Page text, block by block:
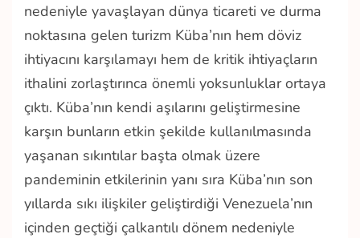
nedeniyle yavaşlayan dünya ticareti ve durma
noktasına gelen turizm Küba’nın hem döviz
ihtiyacını karşılamayı hem de kritik ihtiyaçların
ithalini zorlaştırınca önemli yoksunluklar ortaya
çıktı. Küba’nın kendi aşılarını geliştirmesine
karşın bunların etkin şekilde kullanılmasında
yaşanan sıkıntılar başta olmak üzere
pandeminin etkilerinin yanı sıra Küba’nın son
yıllarda sıkı ilişkiler geliştirdiği Venezuela’nın
içinden geçtiği çalkantılı dönem nedeniyle